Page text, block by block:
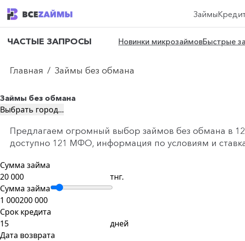
Займы
ЧАСТЫЕ ЗАПРОСЫ Новинки микрозаймовБыстрые
Главная / Займы без обмана
Займы без обмана
Выбрать город...
Предлагаем огромный выбор займов без обмана в
доступно 121 МФО, информация по условиям и
Сумма займа
тнг.
Сумма займа
1 000200 000
Срок кредита
дней
Дата возврата